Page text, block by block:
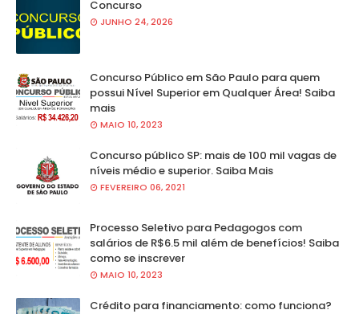
Concurso
JUNHO 24, 2026
Concurso Público em São Paulo para quem
possui Nível Superior em Qualquer Área! Saiba
mais
MAIO 10, 2023
Concurso público SP: mais de 100 mil vagas de
níveis médio e superior. Saiba Mais
FEVEREIRO 06, 2021
Processo Seletivo para Pedagogos com
salários de R$6.5 mil além de benefícios! Saiba
como se inscrever
MAIO 10, 2023
Crédito para financiamento: como funciona?